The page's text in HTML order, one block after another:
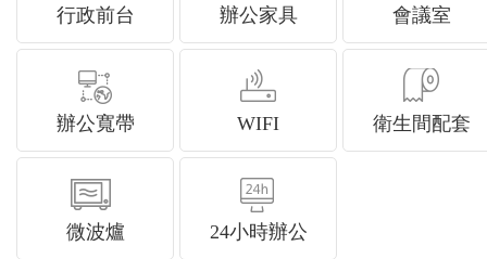
行政前台 辦公家具 會議室
辦公寬帶 WIFI 衛生間配套
微波爐 24小時辦公